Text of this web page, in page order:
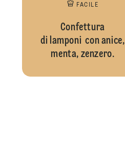
FACILE
Confettura
di lamponi con anice,
menta, zenzero.